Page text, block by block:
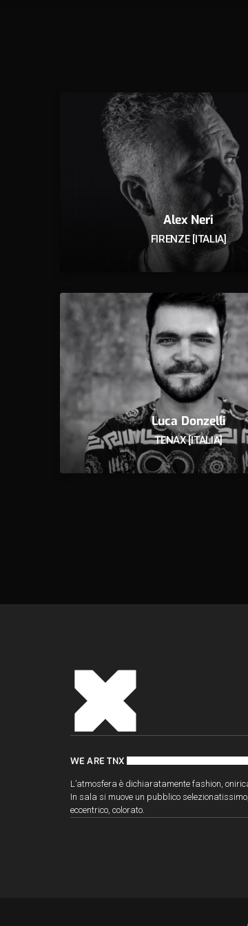
Alex Neri
FIRENZE [ITALIA]
Luca Donzelli
TENAX [ITALIA]
WE ARE TNX
L’atmosfera è dichiaratamente fashion,
In sala si muove un pubblico selezionatissimo,
eccentrico, colorato.